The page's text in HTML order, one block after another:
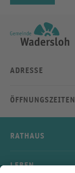
ADRESSE
ÖFFNUNGSZEITEN
RATHAUS
LEBEN